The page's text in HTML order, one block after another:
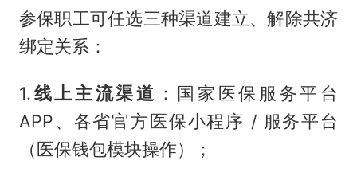
参保职工可任选三种渠道建立、解除共济
绑定关系：
1.线上主流渠道 ：国家医保服务平台
APP、各省官方医保小程序 / 服务平台
（医保钱包模块操作）；